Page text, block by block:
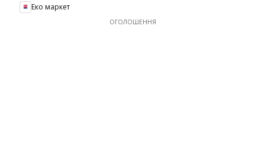
Еко маркет
ОГОЛОШЕННЯ